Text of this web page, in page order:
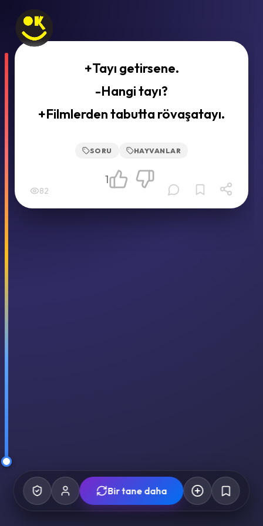
+Tayı getirsene.
-Hangi tayı?
+Filmlerden tabutta rövaşatayı.
SORU HAYVANLAR
82
1
Bir tane daha